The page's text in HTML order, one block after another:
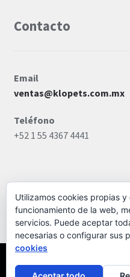
Contacto
Email
ventas@klopets.com.mx
Teléfono
+52 1 55 4367 4441
© KLÓ PETS MÉXICO 2026
Storefront diseñado por
por:
Utilizamos cookies propias
funcionamiento de la web,
servicios. Puede aceptar
necesarias o configurar sus
cookies